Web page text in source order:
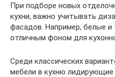
При подборе новых
кухни, важно учитывать
фасадов. Например, белые
отличным фоном для
Среди классических
мебели в кухню